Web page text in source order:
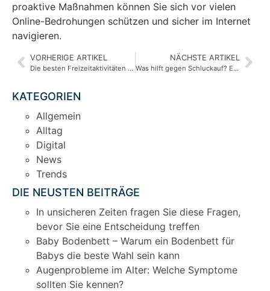
proaktive Maßnahmen können Sie sich vor vielen
Online-Bedrohungen schützen und sicher im Internet
navigieren.
VORHERIGE ARTIKEL
Die besten Freizeitaktivitäten für die ganze Familie: Gemeinsam Zeit verbringen und Spaß haben
NÄCHSTE ARTIKEL
Was hilft gegen Schluckauf? Effektive Methoden zur Linderung
KATEGORIEN
Allgemein
Alltag
Digital
News
Trends
DIE NEUSTEN BEITRÄGE
In unsicheren Zeiten fragen Sie diese Fragen,
bevor Sie eine Entscheidung treffen
Baby Bodenbett – Warum ein Bodenbett für
Babys die beste Wahl sein kann
Augenprobleme im Alter: Welche Symptome
sollten Sie kennen?